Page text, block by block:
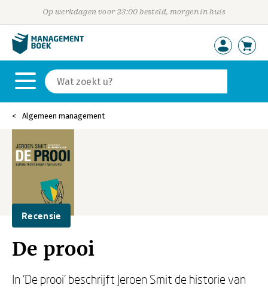
Op werkdagen voor 23:00 besteld, morgen in huis
Algemeen management
Recensie
De prooi
In 'De prooi' beschrijft Jeroen Smit de historie van